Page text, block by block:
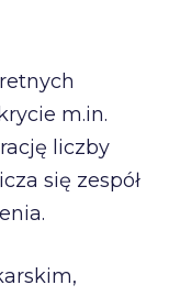
m.in.
liczby
się zespół